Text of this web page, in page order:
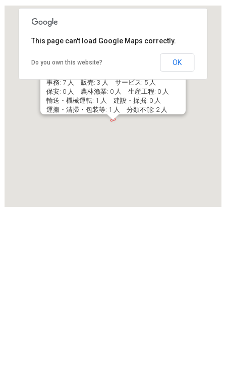
東京都千代田区神田北乗物町
就業者総数: 26 人 管理: 4 人 専門・技術: 3 人
事務: 7 人 販売: 3 人 サービス: 5 人
保安: 0 人 農林漁業: 0 人 生産工程: 0 人
輸送・機械運転: 1 人 建設・採掘: 0 人
運搬・清掃・包装等: 1 人 分類不能: 2 人
This page can't load Google Maps correctly.
Do you own this website? OK